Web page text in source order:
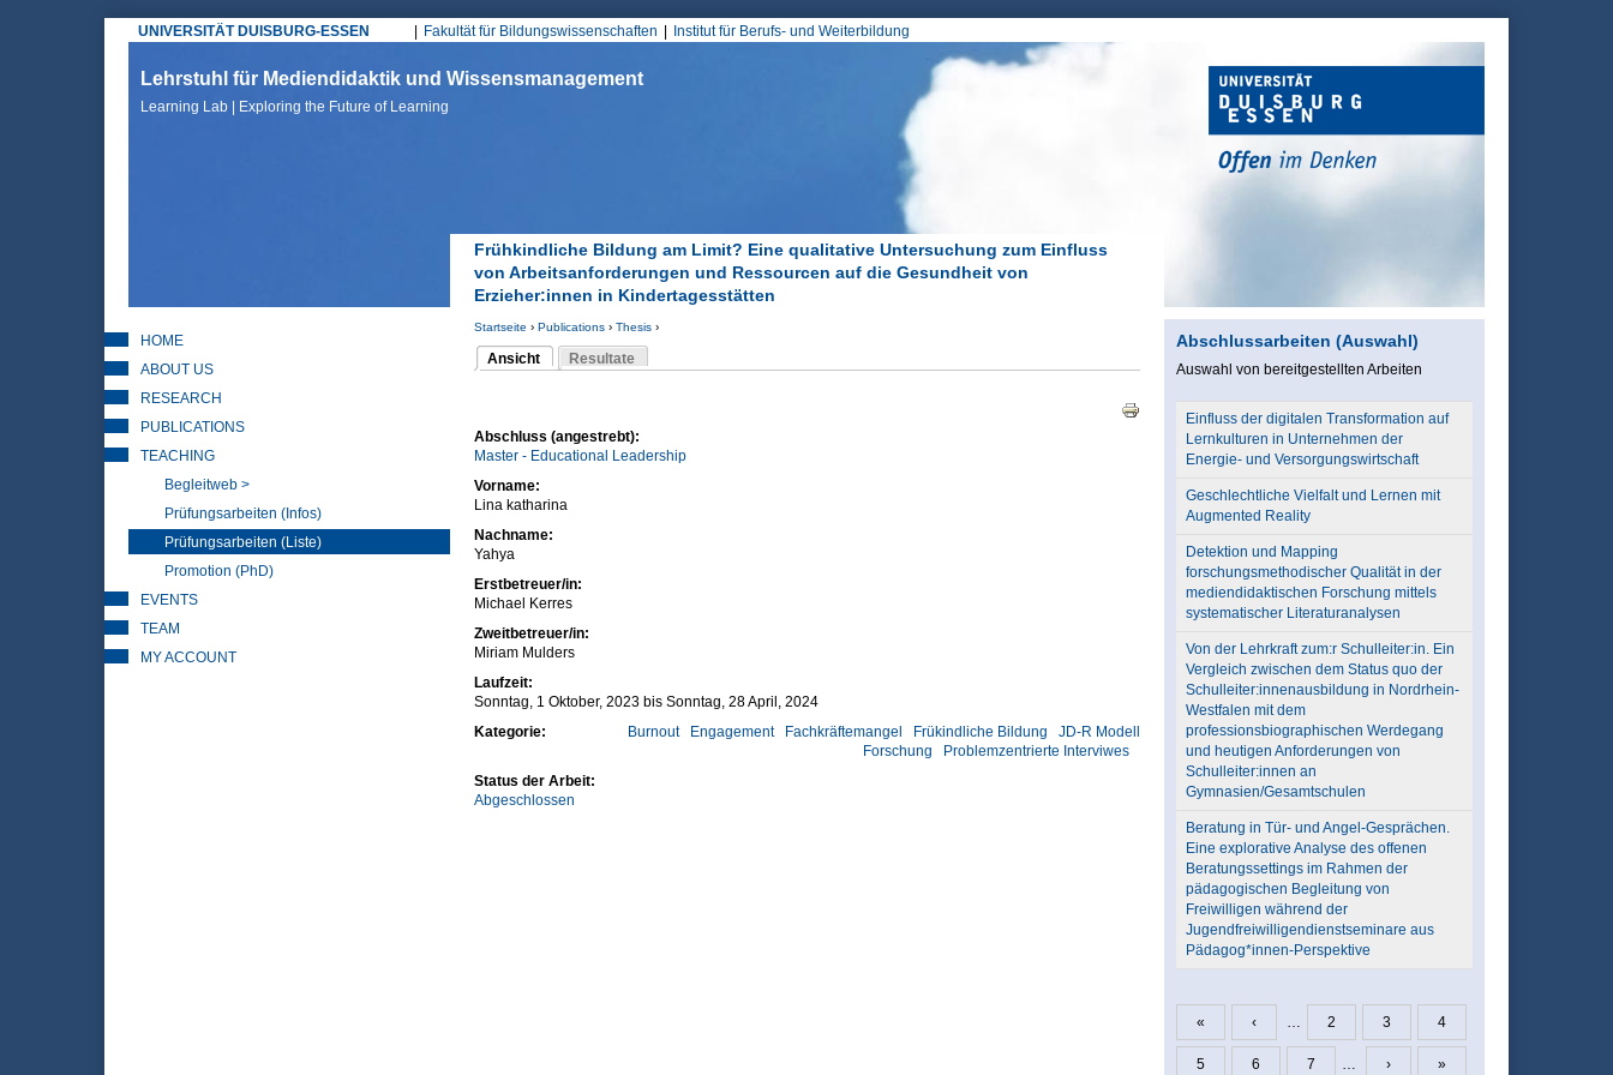
UNIVERSITÄT DUISBURG-ESSEN
Hauptmenü
Fakultät für Bildungswissenschaften Institut für Berufs- und Weiterbildung
Lehrstuhl für Mediendidaktik und Wissensmanagement
Learning Lab | Exploring the Future of Learning
Frühkindliche Bildung am Limit? Eine qualitative Untersuchung zum Einfluss
von Arbeitsanforderungen und Ressourcen auf die Gesundheit von
Erzieher:innen in Kindertagesstätten
Sie sind hier
Startseite › Publications› Thesis›
Ansicht
(aktiver Reiter)
Resultate
Abschluss (angestrebt):
Master - Educational Leadership
Vorname:
Lina katharina
Nachname:
Yahya
Erstbetreuer/in:
Michael Kerres
Zweitbetreuer/in:
Miriam Mulders
Laufzeit:
Sonntag, 1 Oktober, 2023bis Sonntag, 28 April, 2024
Kategorie:
JD-R Modell
Frükindliche Bildung
Fachkräftemangel
Engagement
Burnout
Problemzentrierte Interviwes
Forschung
Status der Arbeit:
Abgeschlossen
HOME
ABOUT US
RESEARCH
PUBLICATIONS
TEACHING
Begleitweb >
Prüfungsarbeiten (Infos)
Prüfungsarbeiten (Liste)
Promotion (PhD)
EVENTS
TEAM
MY ACCOUNT
Abschlussarbeiten (Auswahl)
Auswahl von bereitgestellten Arbeiten
Einfluss der digitalen Transformation auf
Lernkulturen in Unternehmen der
Energie- und Versorgungswirtschaft
Geschlechtliche Vielfalt und Lernen mit
Augmented Reality
Detektion und Mapping
forschungsmethodischer Qualität in der
mediendidaktischen Forschung mittels
systematischer Literaturanalysen
Von der Lehrkraft zum:r Schulleiter:in. Ein
Vergleich zwischen dem Status quo der
Schulleiter:innenausbildung in Nordrhein-
Westfalen mit dem
professionsbiographischen Werdegang
und heutigen Anforderungen von
Schulleiter:innen an
Gymnasien/Gesamtschulen
Beratung in Tür- und Angel-Gesprächen.
Eine explorative Analyse des offenen
Beratungssettings im Rahmen der
pädagogischen Begleitung von
Freiwilligen während der
Jugendfreiwilligendienstseminare aus
Pädagog*innen-Perspektive
Seiten
« ‹ … 2 3 4
5 6 7 … › »